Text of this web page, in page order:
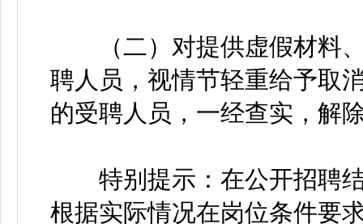
（二）对提供虚假材料、
聘人员，视情节轻重给予取
的受聘人员，一经查实，解
特别提示：在公开招聘结
根据实际情况在岗位条件要